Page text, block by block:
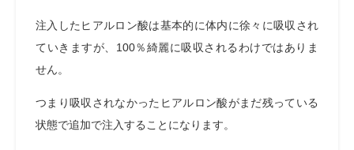
注入したヒアルロン酸は基本的に体内に徐々に吸収され
ていきますが、100％綺麗に吸収されるわけではありま
せん。
つまり吸収されなかったヒアルロン酸がまだ残っている
状態で追加で注入することになります。